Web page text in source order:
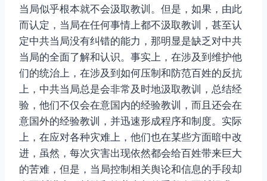
当局似乎根本就不会汲取教训。但是，如果，由此
而认定，当局在任何事情上都不汲取教训，甚至认
定中共当局没有纠错的能力，那明显是缺乏对中共
当局的全面了解和认识。事实上，在涉及到维护他
们的统治上，在涉及到如何压制和防范百姓的反抗
上，中共当局总是会非常及时地汲取教训，总结经
验，他们不仅会在意国内的经验教训，而且还会在
意国外的经验教训，并迅速形成程序和制度。实际
上，在应对各种灾难上，他们也在某些方面暗中改
进，虽然，每次灾害出现依然都会给百姓带来巨大
的苦难，但是，当局控制相关舆论和信息的手段却